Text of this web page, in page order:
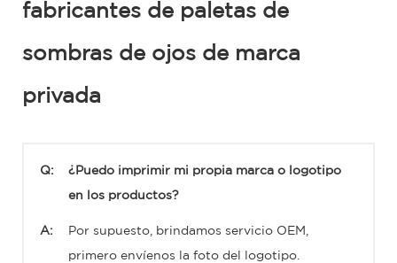
fabricantes de paletas de
sombras de ojos de marca
privada
Q: ¿Puedo imprimir mi propia marca o logotipo
en los productos?
A: Por supuesto, brindamos servicio OEM,
primero envíenos la foto del logotipo.